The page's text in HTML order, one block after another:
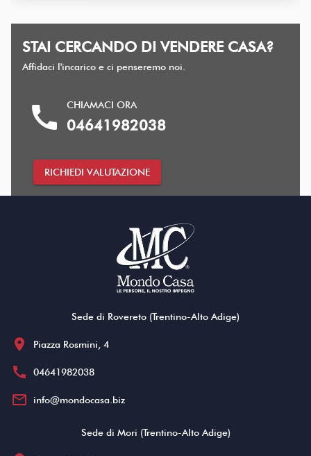
STAI CERCANDO DI VENDERE CASA?
Affidaci l'incarico e ci penseremo noi.
call CHIAMACI ORA
04641982038
RICHIEDI VALUTAZIONE
Sede di Rovereto (Trentino-Alto Adige)
location_on Piazza Rosmini, 4
call 04641982038
mail_outline info@mondocasa.biz
Sede di Mori (Trentino-Alto Adige)